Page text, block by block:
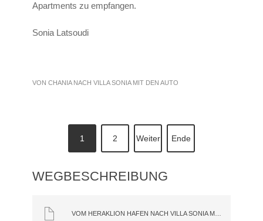
Apartments zu empfangen.
Sonia Latsoudi
VON CHANIA NACH VILLA SONIA MIT DEN AUTO
1 2 Weiter Ende
WEGBESCHREIBUNG